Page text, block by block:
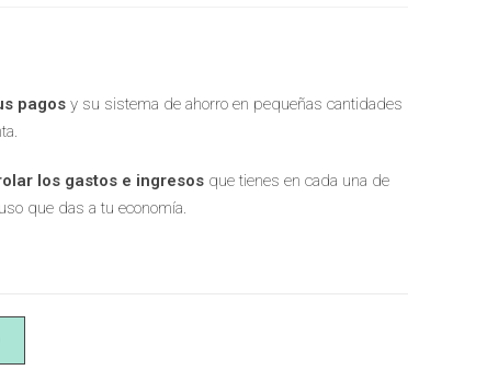
pagos y su sistema de ahorro en pequeñas cantidades
los gastos e ingresos que tienes en cada una de
que das a tu economía.